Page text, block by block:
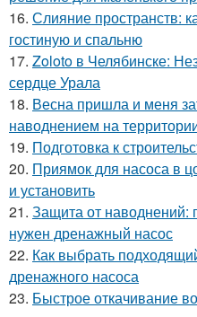
16. Слияние пространств:
гостиную и спальню
17. Zoloto в Челябинске:
сердце Урала
18. Весна пришла и меня
наводнением на
19. Подготовка к
20. Приямок для насоса в
и установить
21. Защита от наводнений:
нужен дренажный насос
22. Как выбрать
дренажного насоса
23. Быстрое откачивание